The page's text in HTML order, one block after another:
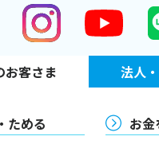
お客さま 法人
ためる お金